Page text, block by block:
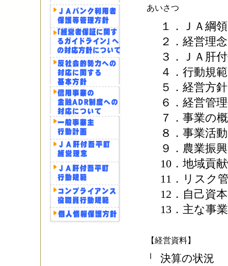
あいさつ
１．ＪＡ綱
２．経営理念
３．ＪＡ肝
４．行動規範
５．経営方針
６．経営管
７．事業の
８．事業活
９．農業振
10．地域貢
11．リスク
12．自己資
13．主な事
【経営資料】
Ⅰ
決算の状況